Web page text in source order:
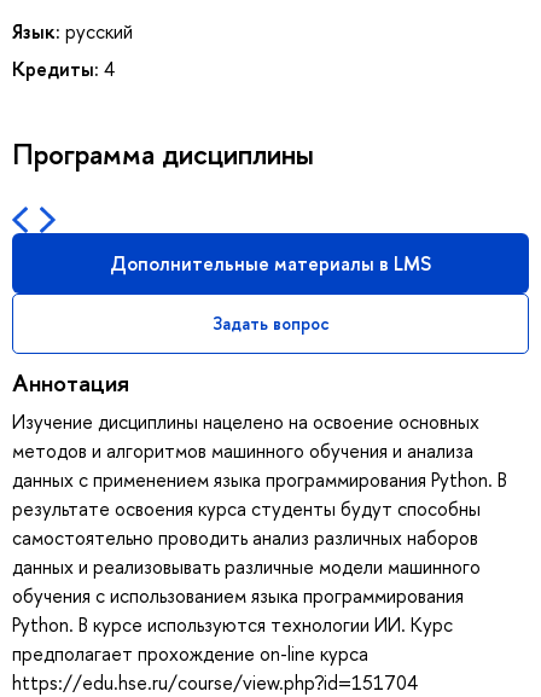
Язык: русский
Кредиты: 4
Программа дисциплины
Дополнительные материалы в LMS
Задать вопрос
Аннотация
Изучение дисциплины нацелено на освоение основных
методов и алгоритмов машинного обучения и анализа
данных с применением языка программирования Python. В
результате освоения курса студенты будут способны
самостоятельно проводить анализ различных наборов
данных и реализовывать различные модели машинного
обучения с использованием языка программирования
Python. В курсе используются технологии ИИ. Курс
предполагает прохождение on-line курса
https://edu.hse.ru/course/view.php?id=151704